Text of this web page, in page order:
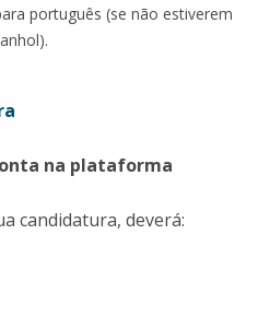
português (se não estiverem
na plataforma
candidatura, deverá: